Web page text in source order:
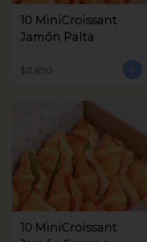
10 MiniCroissant
Jamón Palta
$11.890
10 MiniCroissant